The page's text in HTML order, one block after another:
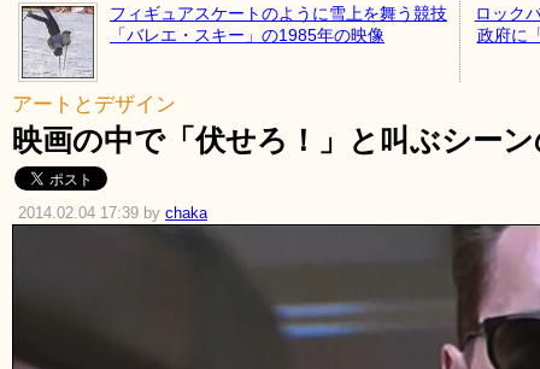
フィギュアスケートのように雪上を舞う競技
「バレエ・スキー」の1985年の映像
ロック
政府に
アートとデザイン
映画の中で「伏せろ！」と叫ぶシー
2014.02.04 17:39 by chaka